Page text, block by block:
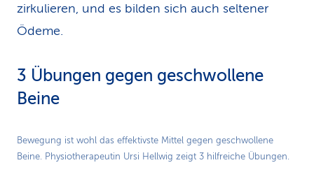
zirkulieren, und es bilden sich auch seltener
Ödeme.
3 Übungen gegen geschwollene
Beine
Play
Video
Bewegung ist wohl das effektivste Mittel gegen geschwollene
Beine. Physiotherapeutin Ursi Hellwig zeigt 3 hilfreiche Übungen.